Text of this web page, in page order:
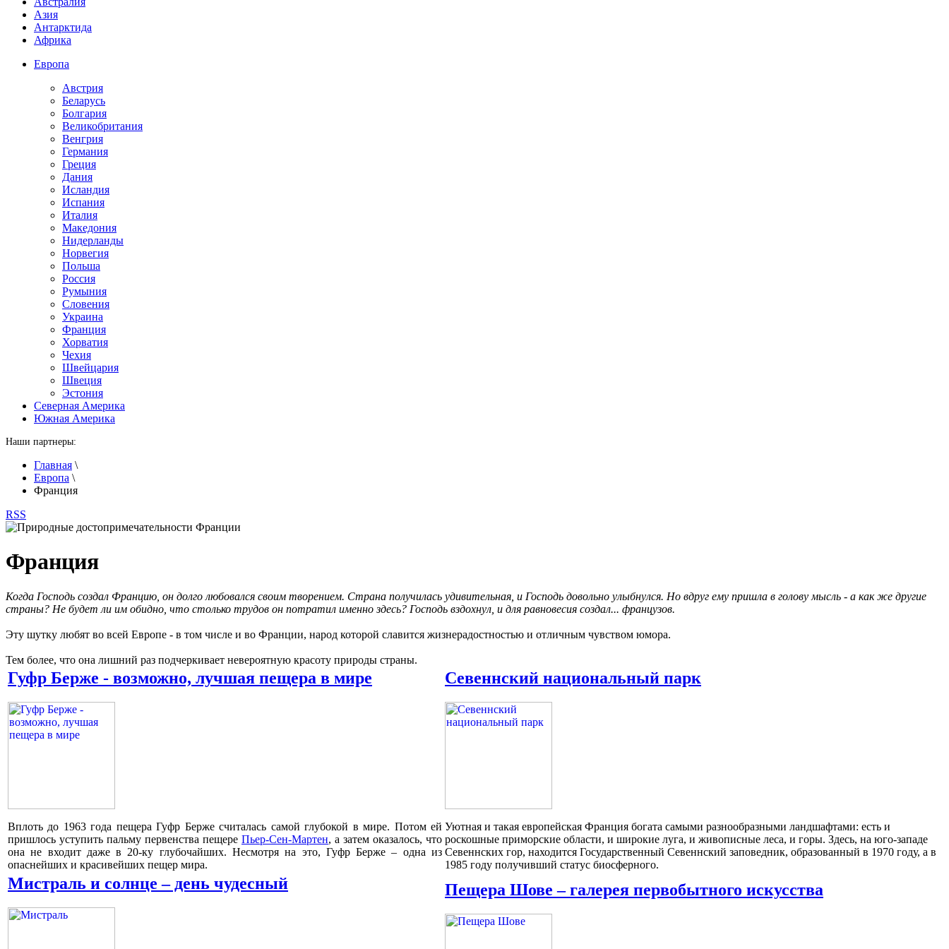
Азия
Антарктида
Африка
Европа
Австрия
Беларусь
Болгария
Великобритания
Венгрия
Германия
Греция
Дания
Исландия
Испания
Италия
Македония
Нидерланды
Норвегия
Польша
Россия
Румыния
Словения
Украина
Франция
Хорватия
Чехия
Швейцария
Швеция
Эстония
Северная Америка
Южная Америка
Наши партнеры:
Главная \
Европа \
Франция
RSS
Франция
Когда Господь создал Францию, он долго любовался своим творением. Страна получилась удивительная, и Господь довольно улыбнулся. Но вдруг ему пришла в голову мысль - а как же другие
страны? Не будет ли им обидно, что столько трудов он потратил именно здесь? Господь вздохнул, и для равновесия создал... французов.
Эту шутку любят во всей Европе - в том числе и во Франции, народ которой славится жизнерадостностью и отличным чувством юмора.
Тем более, что она лишний раз подчеркивает невероятную красоту природы страны.
Гуфр Берже - возможно, лучшая пещера в мире
Вплоть до 1963 года пещера Гуфр Берже считалась самой глубокой в мире. Потом ей
пришлось уступить пальму первенства пещере Пьер-Сен-Мартен, а затем оказалось, что
она не входит даже в 20-ку глубочайших. Несмотря на это, Гуфр Берже – одна из
опаснейших и красивейших пещер мира.
Севеннский национальный парк
Уютная и такая европейская Франция богата самыми разнообразными ландшафтами: есть и
роскошные приморские области, и широкие луга, и живописные леса, и горы. Здесь, на юго-западе
Севеннских гор, находится Государственный Севеннский заповедник, образованный в 1970 году, а в
1985 году получивший статус биосферного.
Мистраль и солнце – день чудесный Пещера Шове – галерея первобытного искусства